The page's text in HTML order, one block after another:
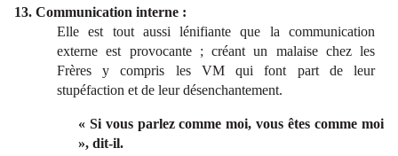
13. Communication interne :
Elle est tout aussi lénifiante que la communication
externe est provocante ; créant un malaise chez les
Frères y compris les VM qui font part de leur
stupéfaction et de leur désenchantement.
« Si vous parlez comme moi, vous êtes comme moi
», dit-il.